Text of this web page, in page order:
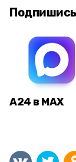
А24 в MAX